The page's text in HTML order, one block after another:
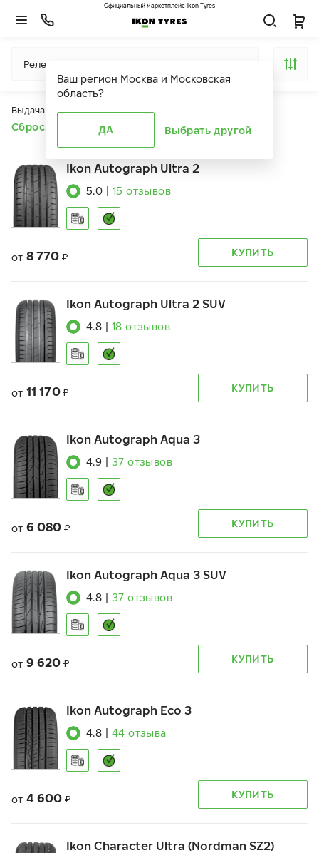
Ваш регион Москва и Московская
область?
ДА Выбрать другой
Официальный маркетплейс Ikon Tyres
Релевантность
Выдача продуктов ограничена действием фильтров
Сбросить все фильтры
Ikon Autograph Ultra 2
5.0 15 отзывов
от 8 770 ₽ КУПИТЬ
Ikon Autograph Ultra 2 SUV
4.8 18 отзывов
от 11 170 ₽ КУПИТЬ
Ikon Autograph Aqua 3
4.9 37 отзывов
от 6 080 ₽ КУПИТЬ
Ikon Autograph Aqua 3 SUV
4.8 37 отзывов
от 9 620 ₽ КУПИТЬ
Ikon Autograph Eco 3
4.8 44 отзыва
от 4 600 ₽ КУПИТЬ
Ikon Character Ultra (Nordman SZ2)